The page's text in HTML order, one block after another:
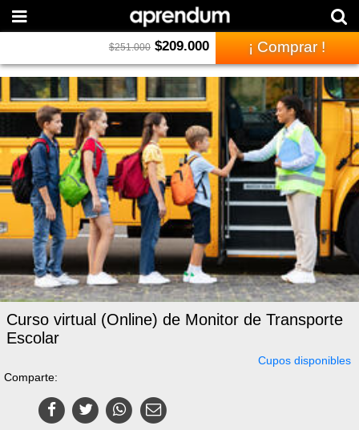
$251.000 $209.000 ¡ Comprar !
Curso virtual (Online) de Monitor de Transporte
Escolar
Cupos disponibles
Comparte: